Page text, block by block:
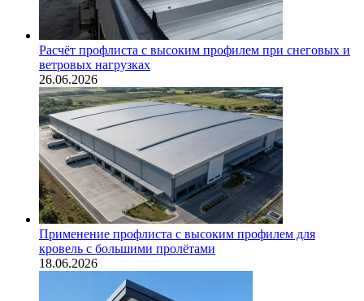
Расчёт профлиста с высоким профилем при снеговых и
ветровых нагрузках
26.06.2026
Применение профлиста с высоким профилем для
кровель с большими пролётами
18.06.2026